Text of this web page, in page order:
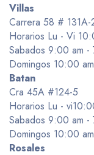
Villas
Carrera 58 # 131A-
Horarios Lu - Vi
Sabados 9:00 am -
Domingos 10:00
Batan
Cra 45A #124-5
Horarios Lu -
Sabados 9:00 am -
Domingos 10:00
Rosales